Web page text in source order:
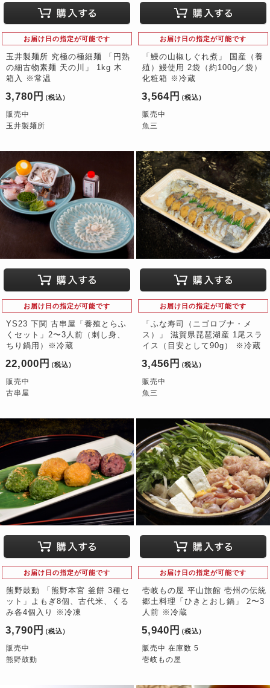
お届け日の指定が可能です
玉井製麺所 究極の極細麺 「円熟
の細古物素麺 天の川」 1kg 木
箱入 ※常温
3,780円 （税込）
販売中
玉井製麺所
お届け日の指定が可能です
「鰻の山椒しぐれ煮」 国産（養
殖）鰻使用 2袋（約100g／袋）
化粧箱 ※冷蔵
3,564円 （税込）
販売中
魚三
お届け日の指定が可能です
YS23 下関 古串屋「養殖とらふ
くセット」2〜3人前（刺し身、
ちり鍋用）※冷蔵
22,000円 （税込）
販売中
古串屋
お届け日の指定が可能です
「ふな寿司（ニゴロブナ・メ
ス）」 滋賀県琵琶湖産 1尾スラ
イス（目安として90g） ※冷蔵
3,456円 （税込）
販売中
魚三
お届け日の指定が可能です
熊野鼓動 「熊野本宮 釜餅 3種セ
ット」よもぎ8個、古代米、くる
み各4個入り ※冷凍
3,790円 （税込）
販売中
熊野鼓動
お届け日の指定が可能です
壱岐もの屋 平山旅館 壱州の伝統
郷土料理「ひきとおし鍋」 2〜3
人前 ※冷蔵
5,940円 （税込）
販売中 在庫数 5
壱岐もの屋